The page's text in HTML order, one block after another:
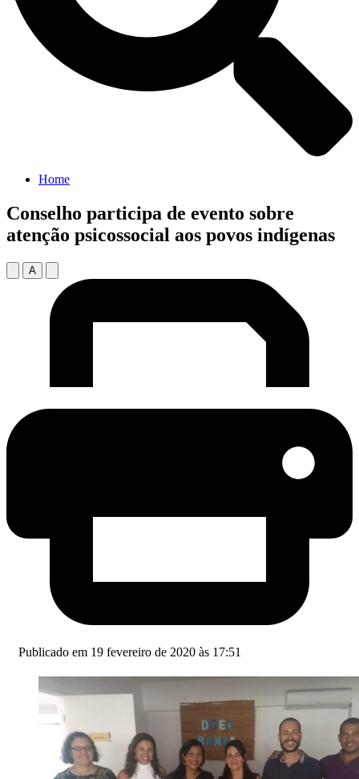
Home
Conselho participa de evento sobre
atenção psicossocial aos povos indígenas
A
Publicado em 19 fevereiro de 2020 às 17:51